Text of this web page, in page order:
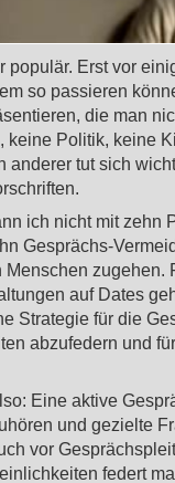
populär. Erst vor
so passieren
die man
Politik, keine
anderer tut sich
ich nicht mit zehn
Gesprächs-
zugehen.
auf Dates
Strategie für die
abzufedern und
Eine aktive
und gezielte
vor
federt